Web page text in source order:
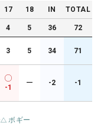
17 18 IN TOTAL
4 5 36 72
3 5 34 71
-1
ー -2 -1
ボギー